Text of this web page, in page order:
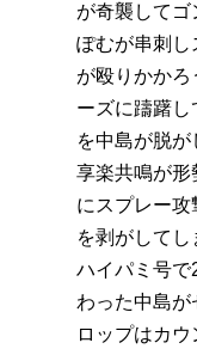
が奇襲して
ぽむが串刺し
が殴りかか
ーズに躊躇
を中島が脱
享楽共鳴が形
にスプレー攻
を剥がして
ハイパミ号で
わった中島が
ロップはカウ